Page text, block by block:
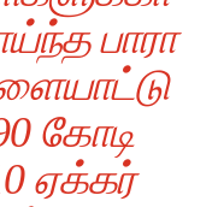
பாரா
கோடி
ஏக்கர்